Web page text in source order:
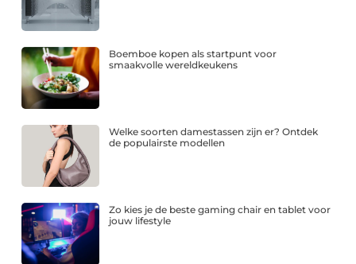
Boemboe kopen als startpunt voor
smaakvolle wereldkeukens
Welke soorten damestassen zijn er? Ontdek
de populairste modellen
Zo kies je de beste gaming chair en tablet voor
jouw lifestyle